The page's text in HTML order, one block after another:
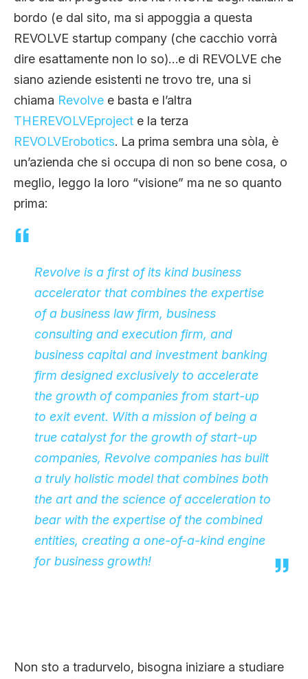
bordo (e dal sito, ma si appoggia a questa
REVOLVE startup company (che cacchio vorrà
dire esattamente non lo so)…e di REVOLVE che
siano aziende esistenti ne trovo tre, una si
chiama Revolve e basta e l’altra
THEREVOLVEproject e la terza
REVOLVErobotics. La prima sembra una sòla, è
un’azienda che si occupa di non so bene cosa, o
meglio, leggo la loro “visione” ma ne so quanto
prima:
Revolve is a first of its kind business
accelerator that combines the expertise
of a business law firm, business
consulting and execution firm, and
business capital and investment banking
firm designed exclusively to accelerate
the growth of companies from start-up
to exit event. With a mission of being a
true catalyst for the growth of start-up
companies, Revolve companies has built
a truly holistic model that combines both
the art and the science of acceleration to
bear with the expertise of the combined
entities, creating a one-of-a-kind engine
for business growth!
Non sto a tradurvelo, bisogna iniziare a studiare